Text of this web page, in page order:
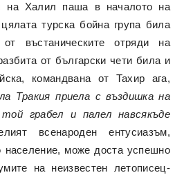
на Халил паша в началото на
цялата турска бойна група била
от въстаническите отряди на
от български чети била и
командвана от Тахир ага,
Тракия приела с въздишка на
грабел и палел навсякъде
всенароден ентусиазъм,
население, може доста успешно
на неизвестен летописец-